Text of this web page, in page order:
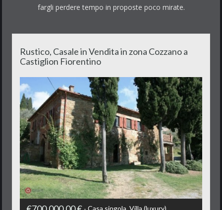
fargli perdere tempo in proposte poco mirate.
Rustico, Casale in Vendita in zona Cozzano a
Castiglion Fiorentino
Casa singola, Villa (luxury)